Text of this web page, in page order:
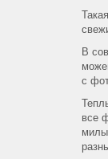
В
с
все